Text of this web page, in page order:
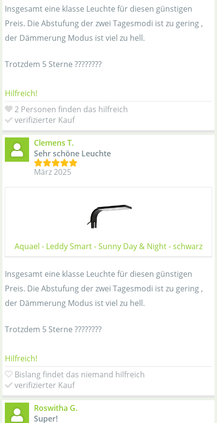
Insgesamt eine klasse Leuchte für diesen günstigen
Preis. Die Abstufung der zwei Tagesmodi ist zu gering ,
der Dämmerung Modus ist viel zu hell.
Trotzdem 5 Sterne ????????
Hilfreich!
2 Personen finden das hilfreich
verifizierter Kauf
Clemens T.
Sehr schöne Leuchte
März 2025
Aquael - Leddy Smart - Sunny Day & Night - schwarz
Insgesamt eine klasse Leuchte für diesen günstigen
Preis. Die Abstufung der zwei Tagesmodi ist zu gering ,
der Dämmerung Modus ist viel zu hell.
Trotzdem 5 Sterne ????????
Hilfreich!
Bislang findet das niemand hilfreich
verifizierter Kauf
Roswitha G.
Super!